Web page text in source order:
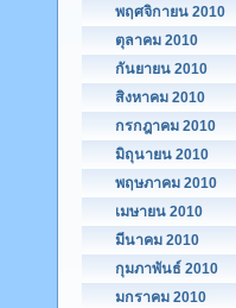
พฤศจิกายน 2010
ตุลาคม 2010
กันยายน 2010
สิงหาคม 2010
กรกฎาคม 2010
มิถุนายน 2010
พฤษภาคม 2010
เมษายน 2010
มีนาคม 2010
กุมภาพันธ์ 2010
มกราคม 2010